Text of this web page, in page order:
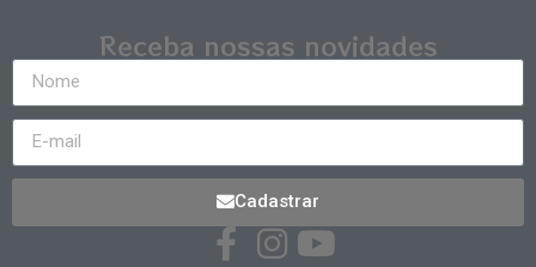
Receba nossas novidades
Cadastrar